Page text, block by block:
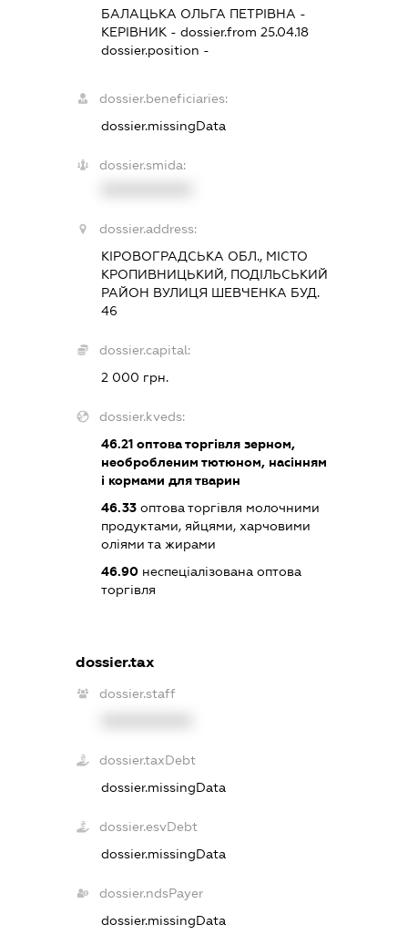
БАЛАЦЬКА ОЛЬГА ПЕТРІВНА -
КЕРІВНИК - dossier.from 25.04.18
dossier.position -
dossier.beneficiaries:
dossier.missingData
dossier.smida:
dossier.address:
КІРОВОГРАДСЬКА ОБЛ., МІСТО
КРОПИВНИЦЬКИЙ, ПОДІЛЬСЬКИЙ
РАЙОН ВУЛИЦЯ ШЕВЧЕНКА БУД.
46
dossier.capital:
2 000 грн.
dossier.kveds:
46.21 оптова торгівля зерном,
необробленим тютюном, насінням
і кормами для тварин
46.33 оптова торгівля молочними
продуктами, яйцями, харчовими
оліями та жирами
46.90 неспеціалізована оптова
торгівля
dossier.tax
dossier.staff
dossier.taxDebt
dossier.missingData
dossier.esvDebt
dossier.missingData
dossier.ndsPayer
dossier.missingData